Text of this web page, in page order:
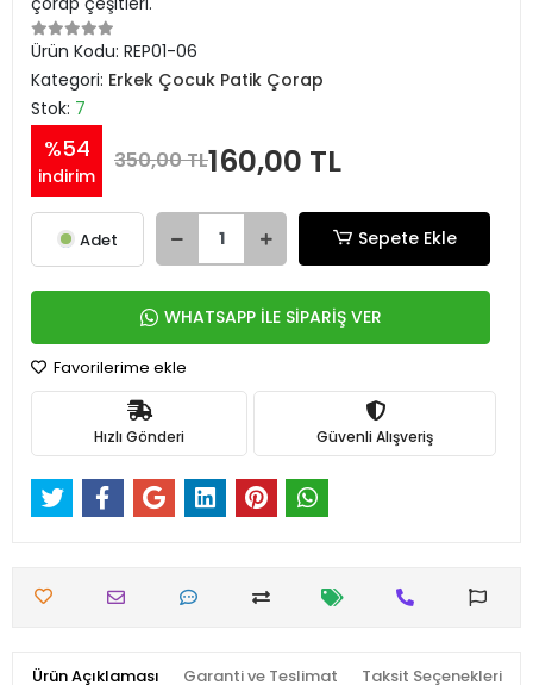
Ürün Kodu: REP01-06
Kategori: Erkek Çocuk Patik Çorap
Stok: 7
%54
indirim
350,00 TL160,00 TL
Adet Sepete Ekle
WHATSAPP İLE SİPARİŞ VER
Favorilerime ekle
Hızlı Gönderi Güvenli Alışveriş
Ürün Açıklaması Garanti ve Teslimat Taksit Seçenekleri